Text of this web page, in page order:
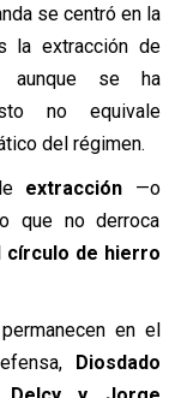
se centró en la
la extracción de
aunque se ha
no equivale
del régimen.
extracción —o
que no derroca
círculo de hierro
en el
Diosdado